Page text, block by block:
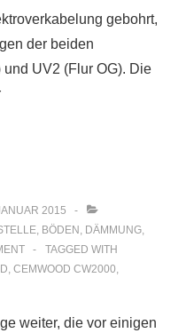
gebohrt,
der beiden
UV2 (Flur OG). Die
2015
, BÖDEN , DÄMMUNG,
TAGGED WITH
, CEMWOOD CW2000,
weiter, die vor einigen